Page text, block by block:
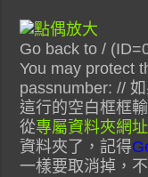
Go back to /
You may protect
passnumber: //
這行的空白框框
從專屬資料夾網址
資料夾了，記得
一樣要取消掉，